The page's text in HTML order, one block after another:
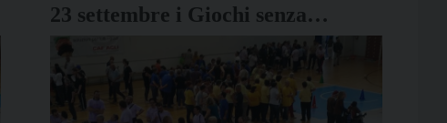
23 settembre i Giochi senza
Barriere di Anffas